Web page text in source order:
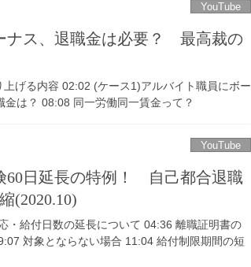
YouTube
ナス、退職金は必要？ 最高裁の
げる内容 02:02 (ケース1)アルバイト職員にボー
は？ 08:08 同一労働同一賃金って？
YouTube
60日延長の特例！ 自己都合退職
(2020.10)
・給付日数の延長について 04:36 離職証明書の
対象とならない場合 11:04 給付制限期間の短